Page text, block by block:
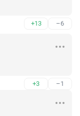
+13 –6
+3 –1